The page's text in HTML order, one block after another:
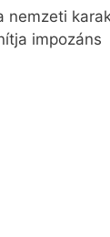
nemzeti
impozáns